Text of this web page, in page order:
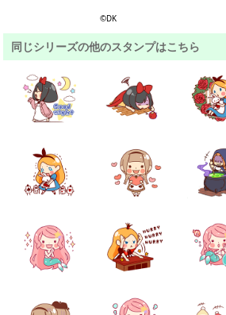
©DK
同じシリーズの他のスタンプはこちら